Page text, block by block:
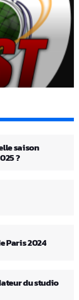
saison
?
Paris 2024
du studio